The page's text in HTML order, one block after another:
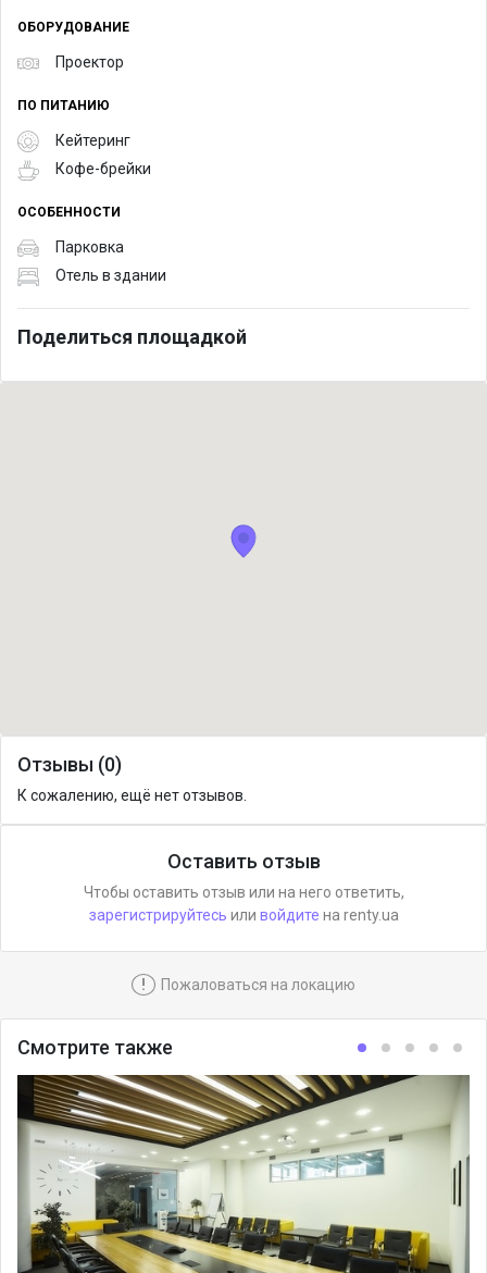
ОБОРУДОВАНИЕ
Проектор
ПО ПИТАНИЮ
Кейтеринг
Кофе-брейки
ОСОБЕННОСТИ
Парковка
Отель в здании
Поделиться площадкой
Отзывы (0)
К сожалению, ещё нет отзывов.
Оставить отзыв
Чтобы оставить отзыв или на него ответить,
зарегистрируйтесь или войдите на renty.ua
! Пожаловаться на локацию
Смотрите также